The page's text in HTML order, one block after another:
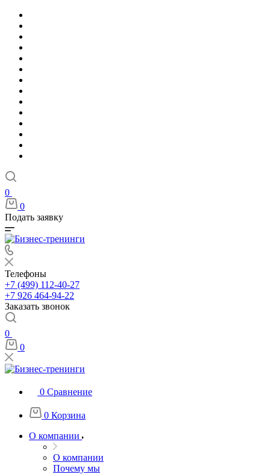
0
0
Подать заявку
Телефоны
+7 (499) 112-40-27
+7 926 464-94-22
Заказать звонок
0
0
0 Сравнение
0 Корзина
О компании
О компании
Почему мы